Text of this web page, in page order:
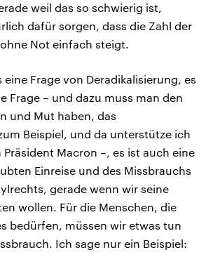
weil das so schwierig ist,
dafür sorgen, dass die Zahl der
Not einfach steigt.
eine Frage von Deradikalisierung, es
Frage – und dazu muss man den
und Mut haben, das
Beispiel, und da unterstütze ich
Macron –, es ist auch eine
Einreise und des Missbrauchs
gerade wenn wir seine
wollen. Für die Menschen, die
bedürfen, müssen wir etwas tun
Ich sage nur ein Beispiel: